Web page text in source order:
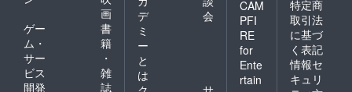
画
ゲー
ム・
サー
ビス
開発
書
籍
・
雑
誌
デ
ミ
ー
と
は
会
CAM
PFI
RE
for
Ente
rtain
特定商
取引法
に基づ
く表記
情報セ
キュリ